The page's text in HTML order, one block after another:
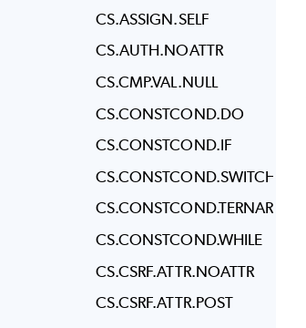
CS.ASSIGN.SELF
CS.AUTH.NOATTR
CS.CMP.VAL.NULL
CS.CONSTCOND.DO
CS.CONSTCOND.IF
CS.CONSTCOND.SWITCH
CS.CONSTCOND.TERNARY
CS.CONSTCOND.WHILE
CS.CSRF.ATTR.NOATTR
CS.CSRF.ATTR.POST